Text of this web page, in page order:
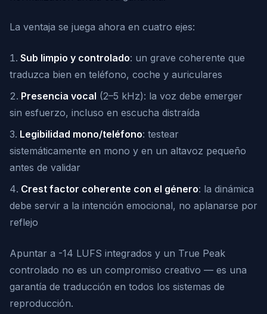
La ventaja se juega ahora en cuatro ejes:
Sub limpio y controlado: un grave coherente que
traduzca bien en teléfono, coche y auriculares
Presencia vocal (2–5 kHz): la voz debe emerger
sin esfuerzo, incluso en escucha distraída
Legibilidad mono/teléfono: testear
sistemáticamente en mono y en un altavoz pequeño
antes de validar
Crest factor coherente con el género: la dinámica
debe servir a la intención emocional, no aplanarse por
reflejo
Apuntar a -14 LUFS integrados y un True Peak
controlado no es un compromiso creativo — es una
garantía de traducción en todos los sistemas de
reproducción.